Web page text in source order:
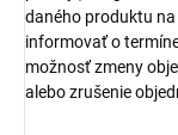
daného produktu
informovať o
možnosť zmeny
alebo zrušenie